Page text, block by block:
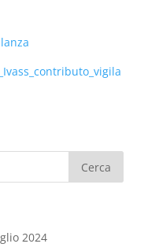
2024